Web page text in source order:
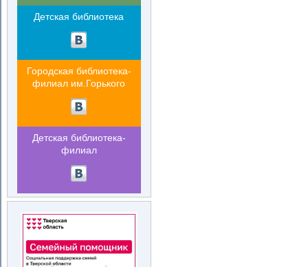
Детская библиотека
Городская библиотека-
филиал им.Горького
Детская библиотека-
филиал